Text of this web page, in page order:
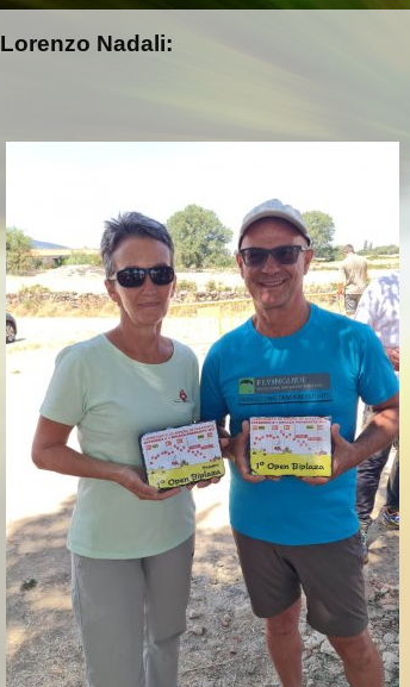
Lorenzo Nadali: